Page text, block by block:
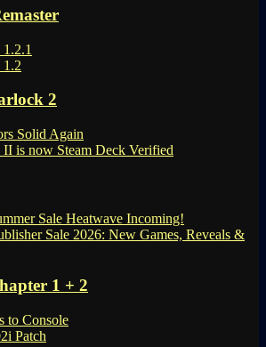
1.2
2
Solid Again
is now Steam Deck Verified
Sale Heatwave Incoming!
Sale 2026: New Games, Reveals &
1 + 2
to Console
Patch